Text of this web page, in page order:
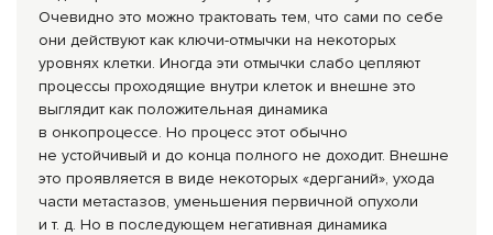
Очевидно это можно трактовать тем, что сами по себе
они действуют как ключи-отмычки на некоторых
уровнях клетки. Иногда эти отмычки слабо цепляют
процессы проходящие внутри клеток и внешне это
выглядит как положительная динамика
в онкопроцессе. Но процесс этот обычно
не устойчивый и до конца полного не доходит. Внешне
это проявляется в виде некоторых «дерганий», ухода
части метастазов, уменьшения первичной опухоли
и т. д. Но в последующем негативная динамика